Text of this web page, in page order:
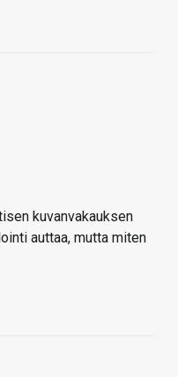
kuvanvakauksen
auttaa, mutta miten